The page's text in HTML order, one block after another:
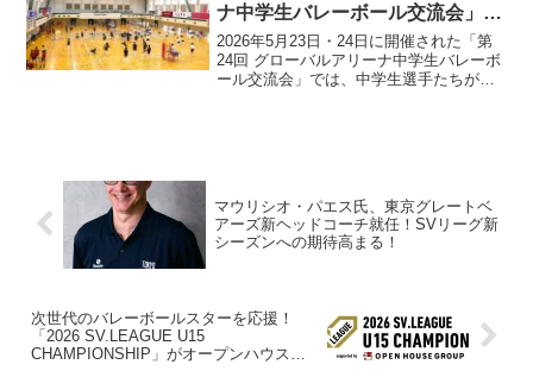
ナ中学生バレーボール交流会」レ
ポート
2026年5月23日・24日に開催された「第
24回 グローバルアリーナ中学生バレーボ
ール交流会」では、中学生選手たちが九
ました。
マウリシオ・パエス氏、東京グレートベ
アーズ新ヘッドコーチ就任！SVリーグ新
シーズンへの期待高まる！
次世代のバレーボールスターを応援！
「2026 SV.LEAGUE U15
CHAMPIONSHIP」がオープンハウスグ